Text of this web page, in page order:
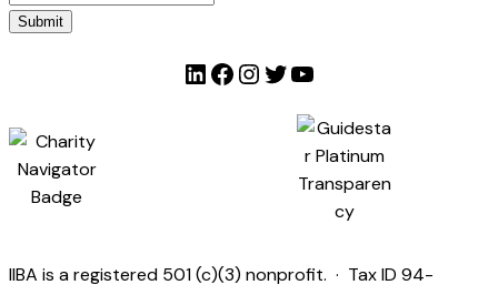
J
e
Submit
LinkedIn Facebook InstagramTwitter YouTube
IIBA is a registered 501 (c)(3) nonprofit. · Tax ID 94-